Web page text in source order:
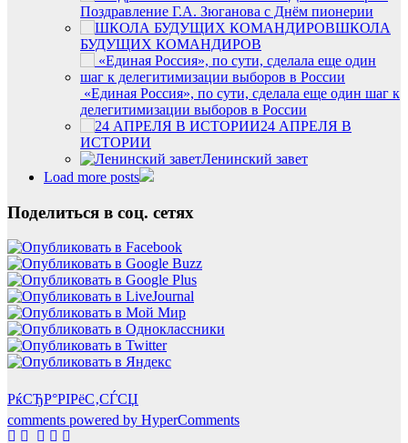
Поздравление Г.А. Зюганова с Днём пионерии
ШКОЛА
БУДУЩИХ КОМАНДИРОВ
«Единая Россия», по сути, сделала еще один шаг к
делегитимизации выборов в России
24 АПРЕЛЯ В
ИСТОРИИ
Ленинский завет
Load more posts
Поделиться в соц. сетях
РќСЂР°РІРёС‚СЃСЏ
comments powered by HyperComments